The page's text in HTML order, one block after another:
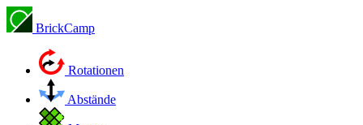
BrickCamp
Rotationen
Abstände